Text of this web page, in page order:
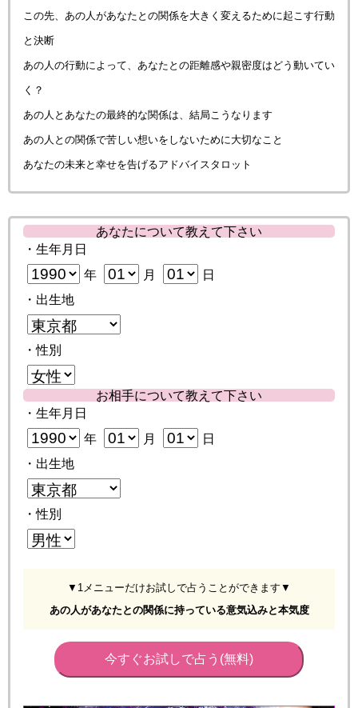
この先、あの人があなたとの関係を大きく変えるために起こす行動
と決断
あの人の行動によって、あなたとの距離感や親密度はどう動いてい
く？
あの人とあなたの最終的な関係は、結局こうなります
あの人との関係で苦しい想いをしないために大切なこと
あなたの未来と幸せを告げるアドバイスタロット
あなたについて教えて下さい
・生年月日
年 月
日
・出生地
・性別
お相手について教えて下さい
・生年月日
年 月
日
・出生地
・性別
▼1メニューだけお試しで占うことができます▼
あの人があなたとの関係に持っている意気込みと本気度
今すぐお試しで占う(無料)